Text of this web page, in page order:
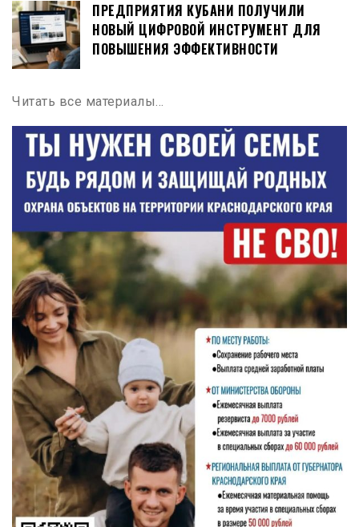
ПРЕДПРИЯТИЯ КУБАНИ ПОЛУЧИЛИ
НОВЫЙ ЦИФРОВОЙ ИНСТРУМЕНТ ДЛЯ
ПОВЫШЕНИЯ ЭФФЕКТИВНОСТИ
Читать все материалы…